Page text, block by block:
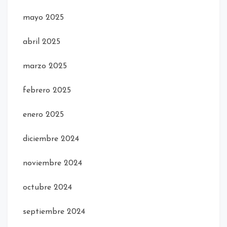
mayo 2025
abril 2025
marzo 2025
febrero 2025
enero 2025
diciembre 2024
noviembre 2024
octubre 2024
septiembre 2024